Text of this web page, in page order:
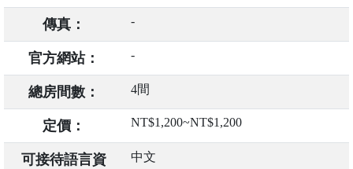
傳真： -
官方網站： -
總房間數： 4間
定價： NT$1,200~NT$1,200
可接待語言資
中文